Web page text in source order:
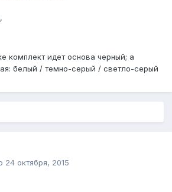
комплект идет основа черный; а
белый / темно-серый / светло-серый
24 октября, 2015